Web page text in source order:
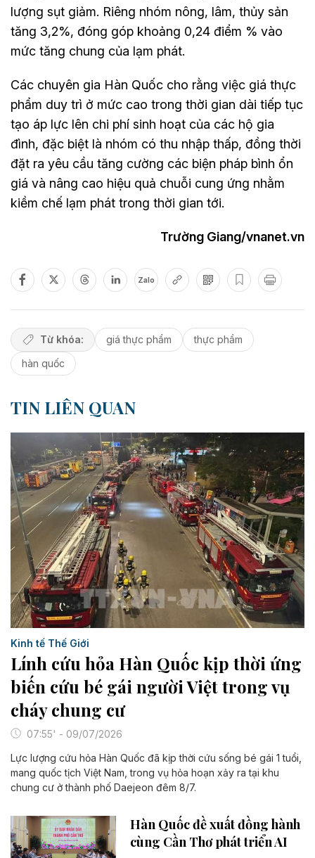
lượng sụt giảm. Riêng nhóm nông, lâm, thủy sản
tăng 3,2%, đóng góp khoảng 0,24 điểm % vào
mức tăng chung của lạm phát.
Các chuyên gia Hàn Quốc cho rằng việc giá thực
phẩm duy trì ở mức cao trong thời gian dài tiếp tục
tạo áp lực lên chi phí sinh hoạt của các hộ gia
đình, đặc biệt là nhóm có thu nhập thấp, đồng thời
đặt ra yêu cầu tăng cường các biện pháp bình ổn
giá và nâng cao hiệu quả chuỗi cung ứng nhằm
kiềm chế lạm phát trong thời gian tới.
Trường Giang/vnanet.vn
Zalo
Từ khóa: giá thực phẩm
thực phẩm
hàn quốc
TIN LIÊN QUAN
Kinh tế Thế Giới
Lính cứu hỏa Hàn Quốc kịp thời ứng
biến cứu bé gái người Việt trong vụ
cháy chung cư
07:55' - 09/07/2026
Lực lượng cứu hỏa Hàn Quốc đã kịp thời cứu sống bé gái 1 tuổi,
mang quốc tịch Việt Nam, trong vụ hỏa hoạn xảy ra tại khu
chung cư ở thành phố Daejeon đêm 8/7.
Hàn Quốc đề xuất đồng hành
cùng Cần Thơ phát triển AI